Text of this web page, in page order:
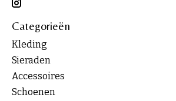
Categorieën
Kleding
Sieraden
Accessoires
Schoenen